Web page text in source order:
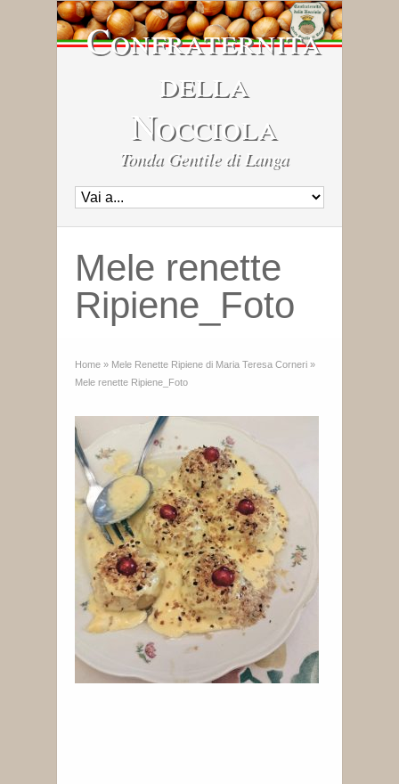
Confraternita
della
Nocciola
Tonda Gentile di Langa
Mele renette
Ripiene_Foto
Home » Mele Renette Ripiene di Maria Teresa Corneri »
Mele renette Ripiene_Foto